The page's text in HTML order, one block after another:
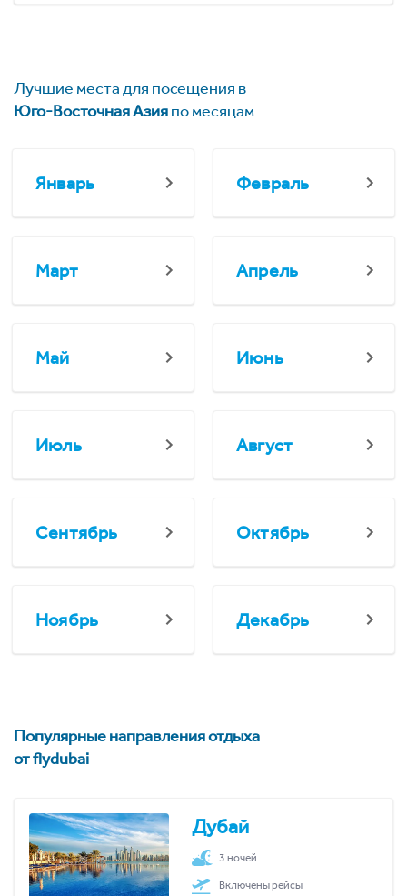
Лучшие места для посещения в
Юго-Восточная Азияпо месяцам
Январь Февраль
Март Апрель
Май Июнь
Июль Август
Сентябрь Октябрь
Ноябрь Декабрь
Популярные направления отдыха
от flydubai
Дубай
3 ночей
Включены рейсы